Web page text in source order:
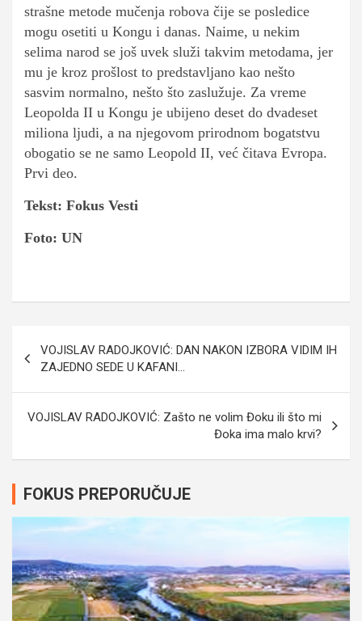
strašne metode mučenja robova čije se posledice
mogu osetiti u Kongu i danas. Naime, u nekim
selima narod se još uvek služi takvim metodama, jer
mu je kroz prošlost to predstavljano kao nešto
sasvim normalno, nešto što zaslužuje. Za vreme
Leopolda II u Kongu je ubijeno deset do dvadeset
miliona ljudi, a na njegovom prirodnom bogatstvu
obogatio se ne samo Leopold II, već čitava Evropa.
Prvi deo.
Tekst: Fokus Vesti
Foto: UN
članaka
VOJISLAV RADOJKOVIĆ: DAN NAKON IZBORA VIDIM IH
ZAJEDNO SEDE U KAFANI…
VOJISLAV RADOJKOVIĆ: Zašto ne volim Đoku ili što mi
Đoka ima malo krvi?
FOKUS PREPORUČUJE